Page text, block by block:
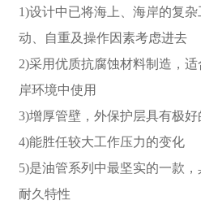
1)设计中已将海上、海岸的复
动、自重及操作因素考虑进去
2)采用优质抗腐蚀材料制造，
岸环境中使用
3)增厚管壁，外保护层具有极
4)能胜任较大工作压力的变化
5)是油管系列中最坚实的一款
耐久特性